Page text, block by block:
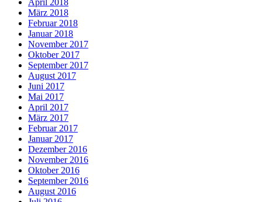
April 2018
März 2018
Februar 2018
Januar 2018
November 2017
Oktober 2017
September 2017
August 2017
Juni 2017
Mai 2017
April 2017
März 2017
Februar 2017
Januar 2017
Dezember 2016
November 2016
Oktober 2016
September 2016
August 2016